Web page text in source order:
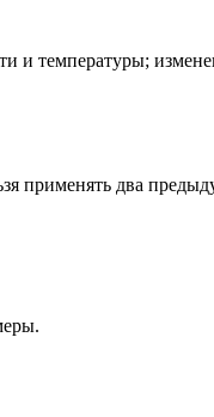
и температуры;
применять два